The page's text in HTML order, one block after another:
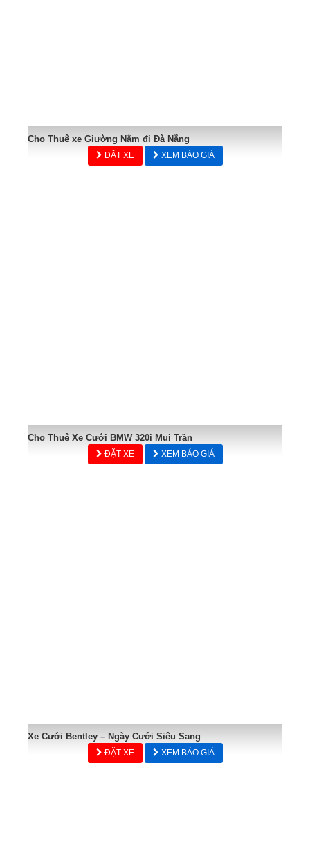
Cho Thuê xe Giường Nằm đi Đà Nẵng
ĐẶT XE XEM BÁO GIÁ
Cho Thuê Xe Cưới BMW 320i Mui Trần
ĐẶT XE XEM BÁO GIÁ
Xe Cưới Bentley – Ngày Cưới Siêu Sang
ĐẶT XE XEM BÁO GIÁ